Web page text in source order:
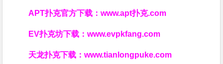
APT扑克官方下载：www.apt扑克.com
EV扑克坊下载：www.evpkfang.com
天龙扑克下载：www.tianlongpuke.com